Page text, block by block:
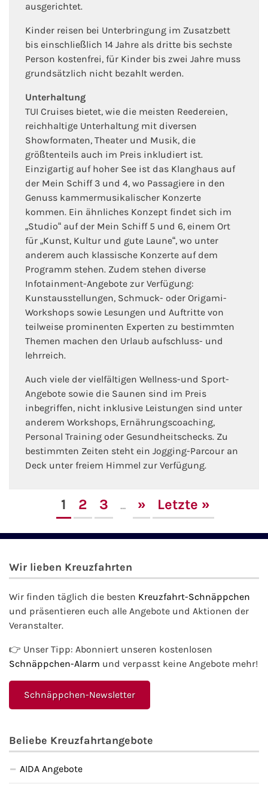
ausgerichtet.
Kinder reisen bei Unterbringung im Zusatzbett
bis einschließlich 14 Jahre als dritte bis sechste
Person kostenfrei, für Kinder bis zwei Jahre muss
grundsätzlich nicht bezahlt werden.
Unterhaltung
TUI Cruises bietet, wie die meisten Reedereien,
reichhaltige Unterhaltung mit diversen
Showformaten, Theater und Musik, die
größtenteils auch im Preis inkludiert ist.
Einzigartig auf hoher See ist das Klanghaus auf
der Mein Schiff 3 und 4, wo Passagiere in den
Genuss kammermusikalischer Konzerte
kommen. Ein ähnliches Konzept findet sich im
„Studio“ auf der Mein Schiff 5 und 6, einem Ort
für „Kunst, Kultur und gute Laune“, wo unter
anderem auch klassische Konzerte auf dem
Programm stehen. Zudem stehen diverse
Infotainment-Angebote zur Verfügung:
Kunstausstellungen, Schmuck- oder Origami-
Workshops sowie Lesungen und Auftritte von
teilweise prominenten Experten zu bestimmten
Themen machen den Urlaub aufschluss- und
lehrreich.
Auch viele der vielfältigen Wellness-und Sport-
Angebote sowie die Saunen sind im Preis
inbegriffen, nicht inklusive Leistungen sind unter
anderem Workshops, Ernährungscoaching,
Personal Training oder Gesundheitschecks. Zu
bestimmten Zeiten steht ein Jogging-Parcour an
Deck unter freiem Himmel zur Verfügung.
1 2 3 ... » Letzte »
Wir lieben Kreuzfahrten
Wir finden täglich die besten Kreuzfahrt-Schnäppchen
und präsentieren euch alle Angebote und Aktionen der
Veranstalter.
👉 Unser Tipp: Abonniert unseren kostenlosen
Schnäppchen-Alarm und verpasst keine Angebote mehr!
Schnäppchen-Newsletter
Beliebe Kreuzfahrtangebote
AIDA Angebote